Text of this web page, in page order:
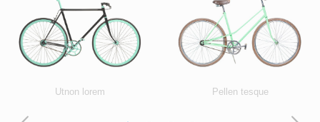
Utnon lorem Pellen tesque